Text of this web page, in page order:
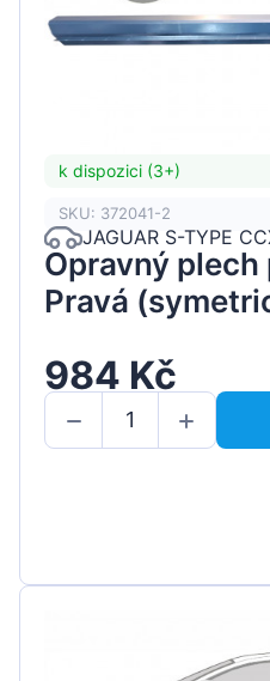
k dispozici (3+)
SKU: 372041-2
JAGUAR S-TYPE
Opravný plech
Pravá
984 Kč